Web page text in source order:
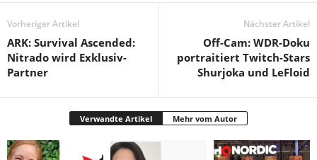
Vorheriger Artikel
ARK: Survival Ascended:
Nitrado wird Exklusiv-
Partner
Nächster Artikel
Off-Cam: WDR-Doku
portraitiert Twitch-Stars
Shurjoka und LeFloid
Verwandte Artikel Mehr vom Autor